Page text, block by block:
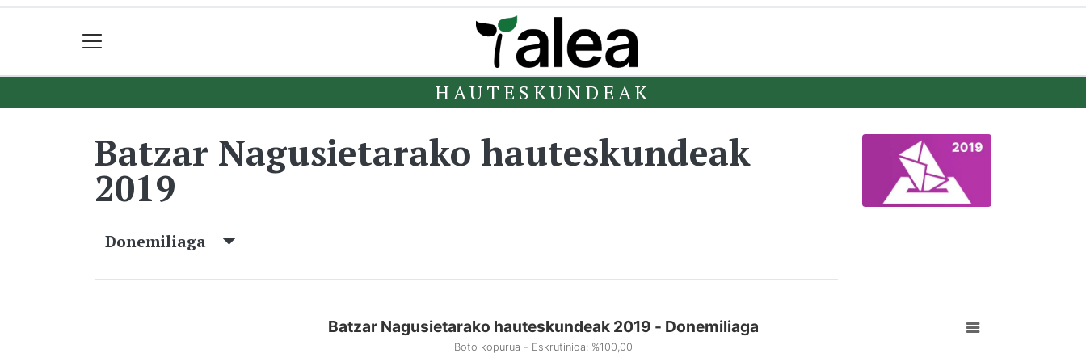
HAUTESKUNDEAK
Batzar Nagusietarako hauteskundeak
2019
Donemiliaga
Batzar Nagusietarako hauteskundeak 2019 - Donemiliaga
Boto kopurua - Eskrutinioa: %100,00